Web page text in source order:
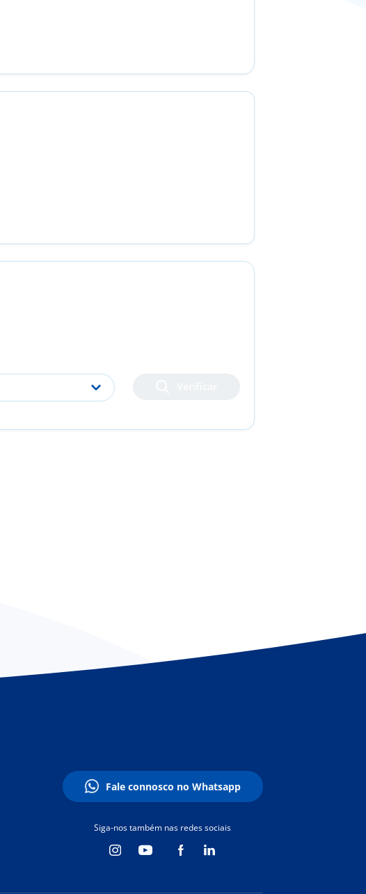
Fale connosco no Whatsapp
Siga-nos também nas redes sociais